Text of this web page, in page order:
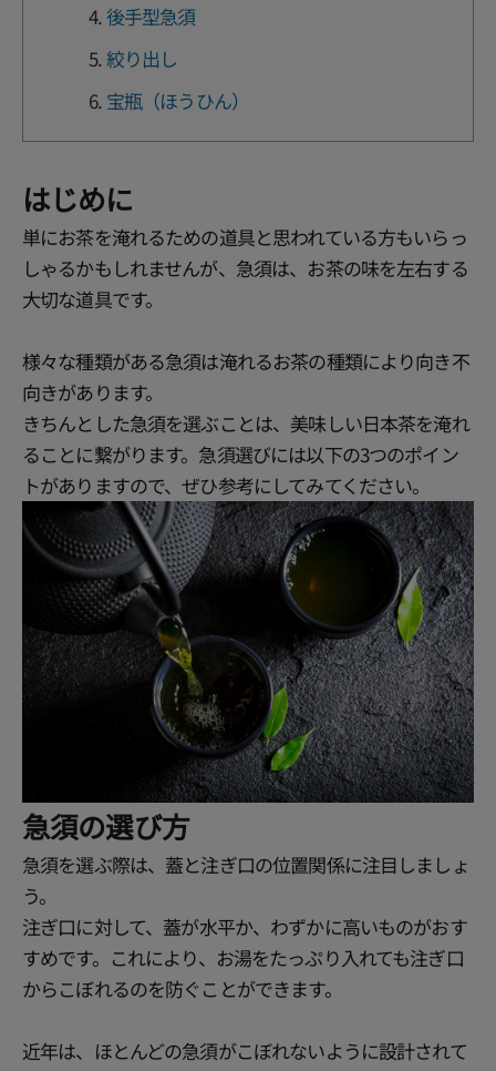
後手型急須
絞り出し
宝瓶（ほうひん）
はじめに
単にお茶を淹れるための道具と思われている方もいらっ
しゃるかもしれませんが、急須は、お茶の味を左右する
大切な道具です。
様々な種類がある急須は淹れるお茶の種類により向き不
向きがあります。
きちんとした急須を選ぶことは、美味しい日本茶を淹れ
ることに繋がります。急須選びには以下の3つのポイン
トがありますので、ぜひ参考にしてみてください。
急須の選び方
急須を選ぶ際は、蓋と注ぎ口の位置関係に注目しましょ
う。
注ぎ口に対して、蓋が水平か、わずかに高いものがおす
すめです。これにより、お湯をたっぷり入れても注ぎ口
からこぼれるのを防ぐことができます。
近年は、ほとんどの急須がこぼれないように設計されて